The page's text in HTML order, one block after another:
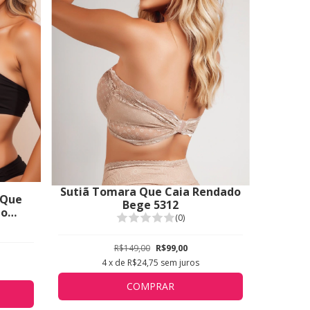
Sutiã Tomara Que Caia Rendado
Bege 5312
(0)
R$149,00 R$99,00
4x de R$24,75 sem juros
COMPRAR